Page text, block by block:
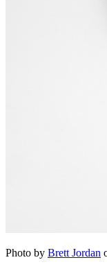
Photo by Brett Jordan